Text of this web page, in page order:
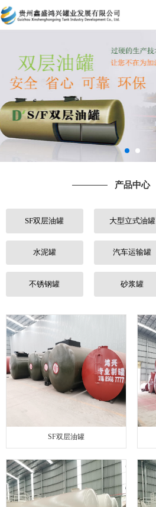
产品中心
SF双层油罐 大型立式油罐
水泥罐 汽车运输罐
不锈钢罐 砂浆罐
SF双层油罐
关于我们
产品中心
工程案例
售后服务
行业动态
人才招聘
联系我们